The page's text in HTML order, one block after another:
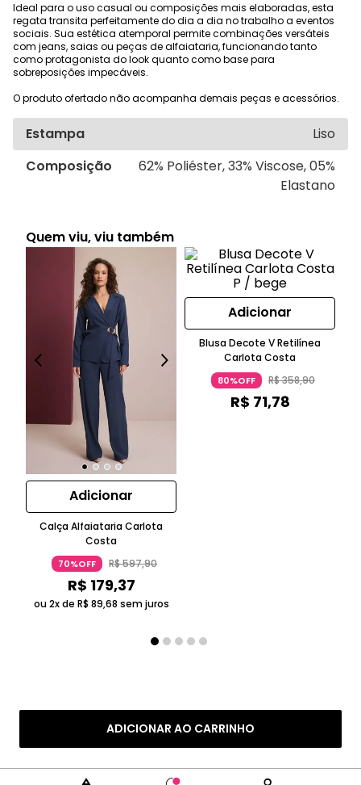
ADICIONAR AO CARRINHO
Ideal para o uso casual ou composições mais elaboradas, esta
regata transita perfeitamente do dia a dia no trabalho a eventos
sociais. Sua estética atemporal permite combinações versáteis
com jeans, saias ou peças de alfaiataria, funcionando tanto
como protagonista do look quanto como base para
sobreposições impecáveis.
O produto ofertado não acompanha demais peças e acessórios.
Estampa
Liso
Composição
62% Poliéster, 33% Viscose, 05%
Elastano
Quem viu, viu também
Adicionar
Calça Alfaiataria Carlota
Costa
70%OFF R$597,90
R$ 179,37
ou 2x de R$ 89,68 sem juros
Adicionar
Blusa Decote V Retilínea
Carlota Costa
80%OFF R$358,90
R$ 71,78